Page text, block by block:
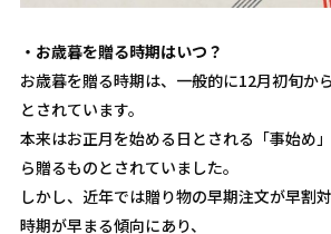
・お歳暮を贈る時期はいつ？
お歳暮を贈る時期は、一般的に12月初旬か
とされています。
本来はお正月を始める日とされる「事始め
ら贈るものとされていました。
しかし、近年では贈り物の早期注文が早割
時期が早まる傾向にあり、